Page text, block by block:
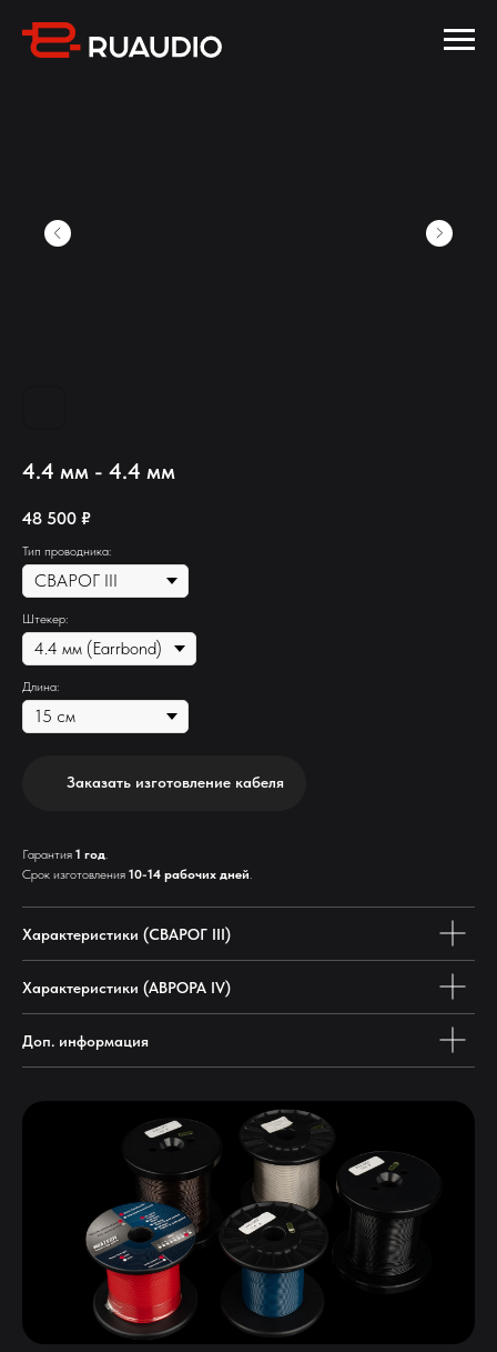
4.4 мм - 4.4 мм
48 500 ₽
Тип проводника:
Штекер:
Длина:
Заказать изготовление кабеля
Гарантия 1 год.
Срок изготовления 10-14 рабочих дней.
Характеристики (СВАРОГ III)
Характеристики (АВРОРА IV)
Доп. информация